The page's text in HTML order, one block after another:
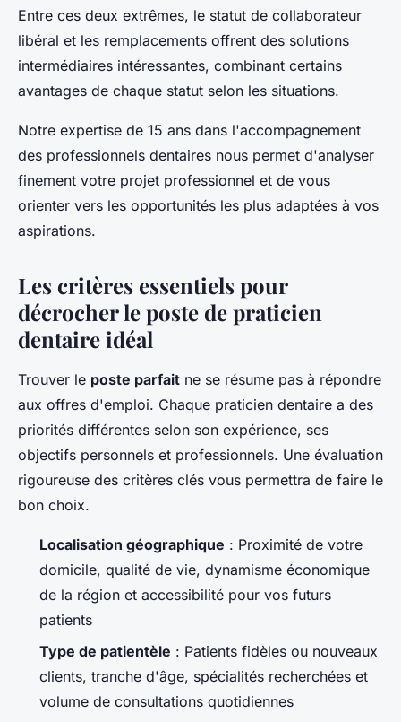
Entre ces deux extrêmes, le statut de collaborateur
libéral et les remplacements offrent des solutions
intermédiaires intéressantes, combinant certains
avantages de chaque statut selon les situations.
Notre expertise de 15 ans dans l'accompagnement
des professionnels dentaires nous permet d'analyser
finement votre projet professionnel et de vous
orienter vers les opportunités les plus adaptées à vos
aspirations.
Les critères essentiels pour
décrocher le poste de praticien
dentaire idéal
Trouver le poste parfait ne se résume pas à répondre
aux offres d'emploi. Chaque praticien dentaire a des
priorités différentes selon son expérience, ses
objectifs personnels et professionnels. Une évaluation
rigoureuse des critères clés vous permettra de faire le
bon choix.
Localisation géographique : Proximité de votre
domicile, qualité de vie, dynamisme économique
de la région et accessibilité pour vos futurs
patients
Type de patientèle : Patients fidèles ou nouveaux
clients, tranche d'âge, spécialités recherchées et
volume de consultations quotidiennes